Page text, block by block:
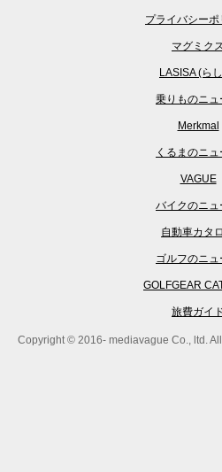
プライバシーポ
マグミクス
LASISA (ら
乗りものニュ
Merkmal
くるまのニュ
VAGUE
バイクのニュ
自動車カタ
ゴルフのニュ
GOLFGEAR
旅費ガイ
Copyright © 2016- mediavague Co., ltd.